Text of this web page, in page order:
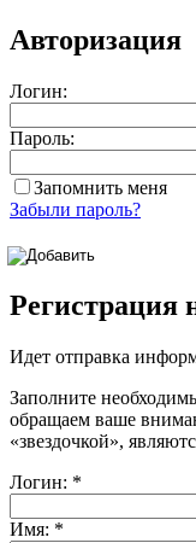
Авторизация
Логин:
Пароль:
Запомнить меня
Забыли пароль?
Регистрация
Идет отправка
Заполните
обращаем ваше
«звездочкой»,
Логин: *
Имя: *